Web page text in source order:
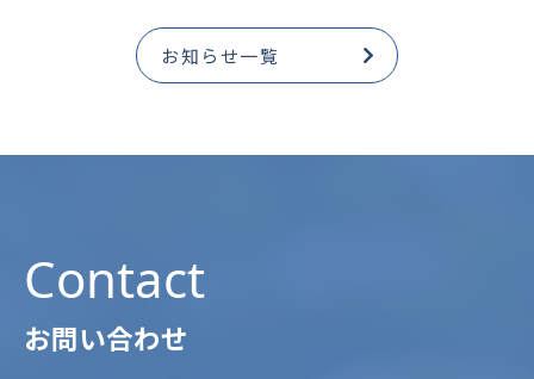
お知らせ一覧
Contact
お問い合わせ